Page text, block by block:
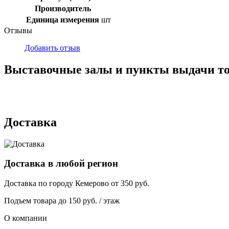
Производитель
Единица измерения шт
Отзывы
Добавить отзыв
Выставочные залы и пункты выдачи
Доставка
Доставка в любой регион
Доставка по городу Кемерово от 350 руб.
Подъем товара до 150 руб. / этаж
О компании